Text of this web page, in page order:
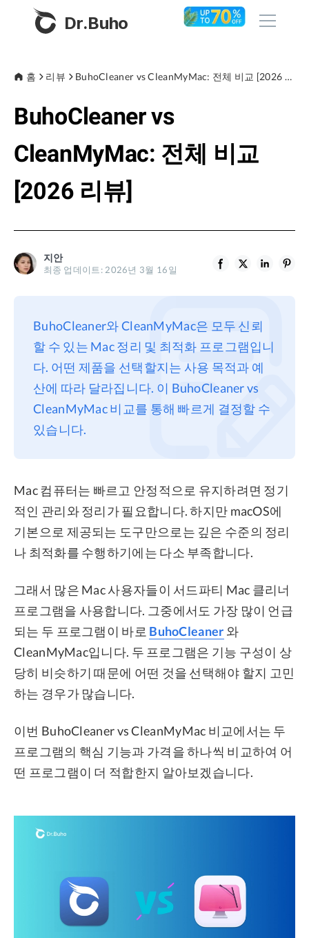
Dr.Buho
제품
BuhoCleaner
BuhoUnlocker
BuhoRepair
BuhoLaunchpad
스토어
블로그
프라이버시
조항
환불
홈 리뷰 BuhoCleaner vs CleanMyMac: 전체 비교 [2026 리뷰]
BuhoCleaner vs
CleanMyMac: 전체 비교
[2026 리뷰]
지안
최종 업데이트: 2026년 3월 16일
BuhoCleaner와 CleanMyMac은 모두 신뢰
할 수 있는 Mac 정리 및 최적화 프로그램입니
다. 어떤 제품을 선택할지는 사용 목적과 예
산에 따라 달라집니다. 이 BuhoCleaner vs
CleanMyMac 비교를 통해 빠르게 결정할 수
있습니다.
Mac 컴퓨터는 빠르고 안정적으로 유지하려면 정기
적인 관리와 정리가 필요합니다. 하지만 macOS에
기본으로 제공되는 도구만으로는 깊은 수준의 정리
나 최적화를 수행하기에는 다소 부족합니다.
그래서 많은 Mac 사용자들이 서드파티 Mac 클리너
프로그램을 사용합니다. 그중에서도 가장 많이 언급
되는 두 프로그램이 바로 BuhoCleaner 와
CleanMyMac입니다. 두 프로그램은 기능 구성이 상
당히 비슷하기 때문에 어떤 것을 선택해야 할지 고민
하는 경우가 많습니다.
이번 BuhoCleaner vs CleanMyMac 비교에서는 두
프로그램의 핵심 기능과 가격을 하나씩 비교하여 어
떤 프로그램이 더 적합한지 알아보겠습니다.